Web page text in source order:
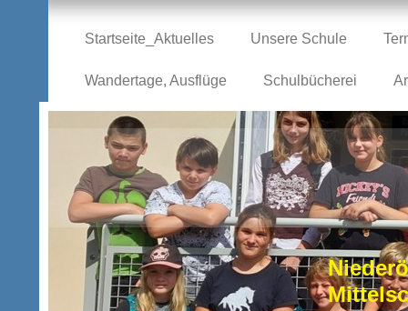
Startseite_Aktuelles Unsere Schule
Wandertage, Ausflüge Schulbücherei